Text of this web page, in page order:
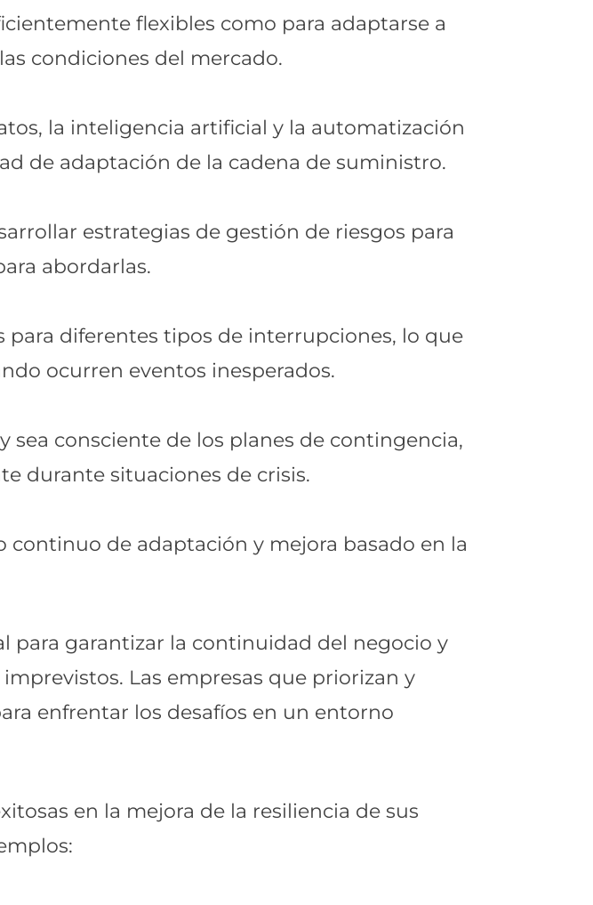
flexibles como para adaptarse a
condiciones del mercado.
la inteligencia artificial y la automatización
de adaptación de la cadena de suministro.
estrategias de gestión de riesgos para
abordarlas.
para diferentes tipos de interrupciones, lo que
ocurren eventos inesperados.
sea consciente de los planes de contingencia,
durante situaciones de crisis.
continuo de adaptación y mejora basado en la
para garantizar la continuidad del negocio y
Las empresas que priorizan y
enfrentar los desafíos en un entorno
en la mejora de la resiliencia de sus